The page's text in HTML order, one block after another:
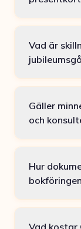
Vad är
Gäller
och
Hur
Vad kostar